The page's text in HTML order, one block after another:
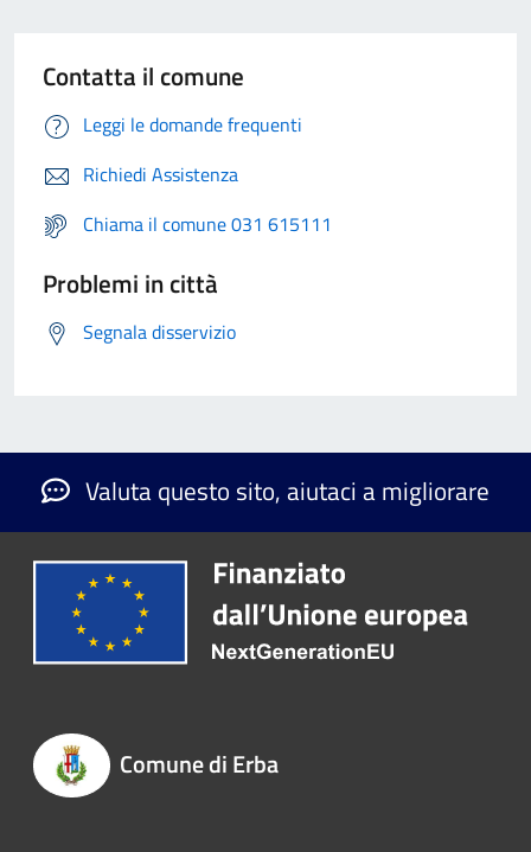
Contatta il comune
Leggi le domande frequenti
Richiedi Assistenza
Chiama il comune 031 615111
Problemi in città
Segnala disservizio
Valuta questo sito, aiutaci a migliorare
Comune di Erba